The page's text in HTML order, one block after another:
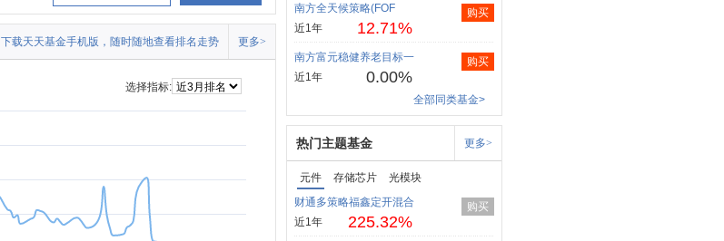
更多>
下载天天基金手机版，随时随地查看排名走势
选择指标:
南方全天候策略(FOF
近1年
12.71%
购买
南方富元稳健养老目标一
近1年
0.00%
购买
全部同类基金>
热门主题基金 更多>
元件 存储芯片
光模块
财通多策略福鑫定开混合
近1年
225.32%
购买